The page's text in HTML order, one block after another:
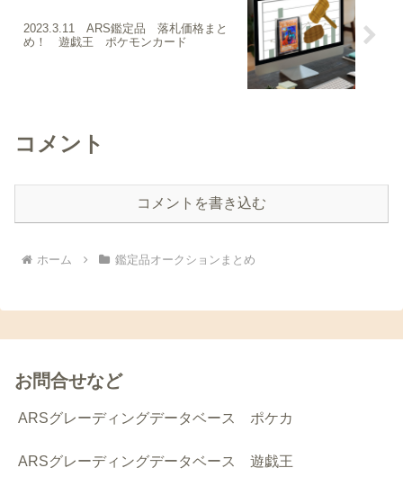
2023.3.11 ARS鑑定品 落札価格まと
め！ 遊戯王 ポケモンカード
コメント
コメントを書き込む
ホーム 鑑定品オークションまとめ
お問合せなど
ARSグレーディングデータベース ポケカ
ARSグレーディングデータベース 遊戯王